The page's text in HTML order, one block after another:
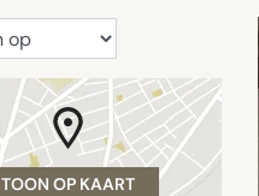
TOON OP KAART